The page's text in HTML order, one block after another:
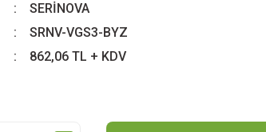
SERİNOVA
SRNV-VGS3-BYZ
862,06 TL + KDV